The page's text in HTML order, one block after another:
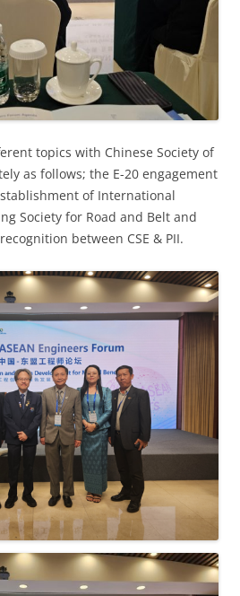
topics with Chinese Society of
as follows; the E-20 engagement
of International
Society for Road and Belt and
between CSE & PII.